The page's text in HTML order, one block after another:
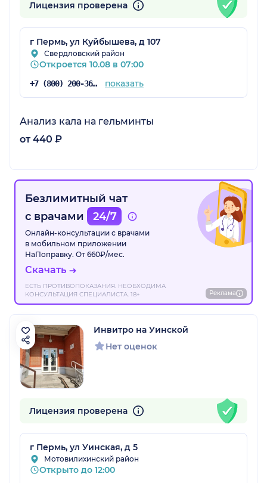
Лицензия проверена
г Пермь, ул Куйбышева, д 107
Свердловский район
Откроется 10.08 в 07:00
+7 (800) 200-36-30 показать
Анализ кала на гельминты
от 440 ₽
Безлимитный чат
с врачами
24/7
Онлайн-консультации с врачами
в мобильном приложении
НаПоправку. От 660₽/мес.
Скачать
ЕСТЬ ПРОТИВОПОКАЗАНИЯ. НЕОБХОДИМА
КОНСУЛЬТАЦИЯ СПЕЦИАЛИСТА. 18+
Реклама
Инвитро на Уинской
Нет оценок
Лицензия проверена
г Пермь, ул Уинская, д 5
Мотовилихинский район
Открыто до 12:00